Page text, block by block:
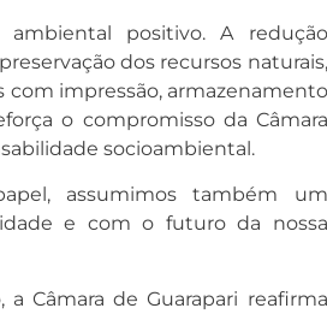
positivo. A redução
dos recursos naturais,
com impressão, armazenamento
o compromisso da Câmara
socioambiental.
assumimos também um
e com o futuro da nossa
Câmara de Guarapari reafirma